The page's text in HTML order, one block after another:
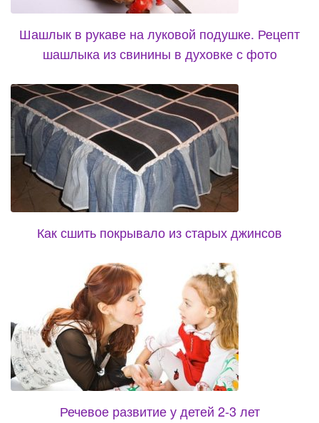
Шашлык в рукаве на луковой подушке. Рецепт
шашлыка из свинины в духовке с фото
Как сшить покрывало из старых джинсов
Речевое развитие у детей 2-3 лет